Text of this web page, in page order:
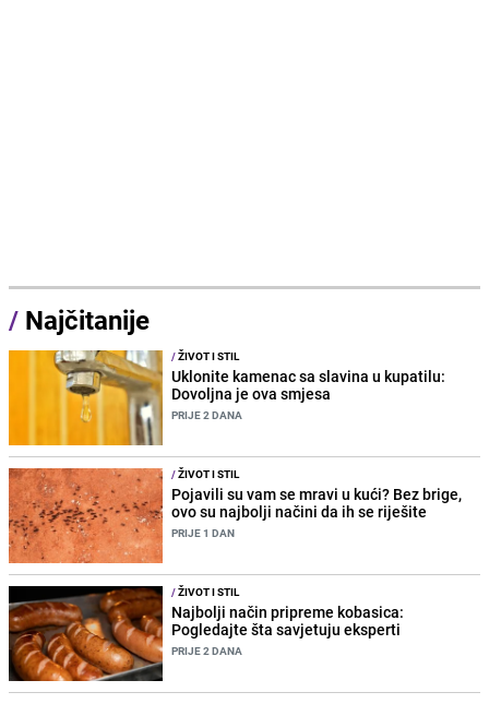
/ Najčitanije
/ŽIVOT I STIL
Uklonite kamenac sa slavina u kupatilu:
Dovoljna je ova smjesa
PRIJE 2 DANA
/ŽIVOT I STIL
Pojavili su vam se mravi u kući? Bez brige,
ovo su najbolji načini da ih se riješite
PRIJE 1 DAN
/ŽIVOT I STIL
Najbolji način pripreme kobasica:
Pogledajte šta savjetuju eksperti
PRIJE 2 DANA